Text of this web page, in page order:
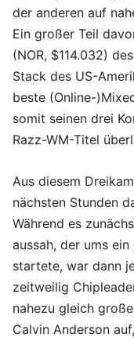
der anderen auf
Ein großer Teil
(NOR, $114.032)
Stack des US-
beste (Online-
somit seinen drei
Razz-WM-Titel
Aus diesem
nächsten Stunden
Während es
aussah, der ums
startete, war dann
zeitweilig
nahezu gleich
Calvin Anderson